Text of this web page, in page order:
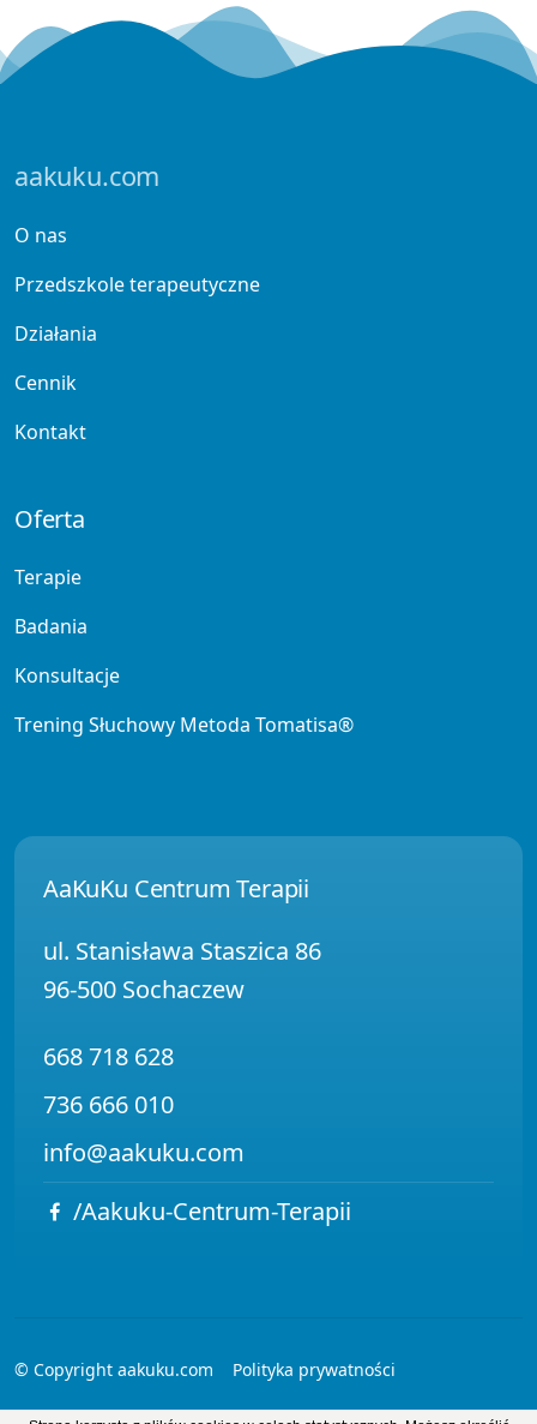
aakuku.com
O nas
Przedszkole terapeutyczne
Działania
Cennik
Kontakt
Oferta
Terapie
Badania
Konsultacje
Trening Słuchowy Metoda Tomatisa®
AaKuKu Centrum Terapii
ul. Stanisława Staszica 86
96-500 Sochaczew
668 718 628
736 666 010
info@aakuku.com
/Aakuku-Centrum-Terapii
© Copyright aakuku.com Polityka prywatności